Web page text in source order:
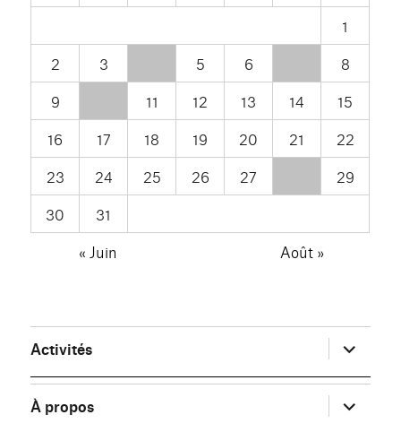
1
2
3 5 6
8
9
11 12 13 14
15
16
17 18 19 20 21
22
23
24 25 26 27
29
30
31
« Juin
Août »
Activités ouvrir
le
sous-
menu
À propos
ouvrir
le